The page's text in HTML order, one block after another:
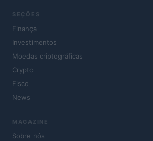
SEÇÕES
Finança
Investimentos
Moedas criptográficas
Crypto
Fisco
News
MAGAZINE
Sobre nós